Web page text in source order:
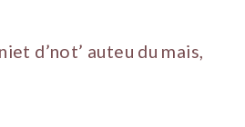
d’not’ auteu du mais,